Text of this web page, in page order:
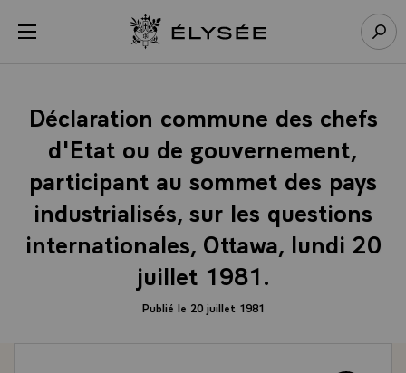
menu Retour à l’accueil Élysée
Déclaration commune des chefs
d'Etat ou de gouvernement,
participant au sommet des pays
industrialisés, sur les questions
internationales, Ottawa, lundi 20
juillet 1981.
Publié le 20 juillet 1981
Panneau de gestion des cookies